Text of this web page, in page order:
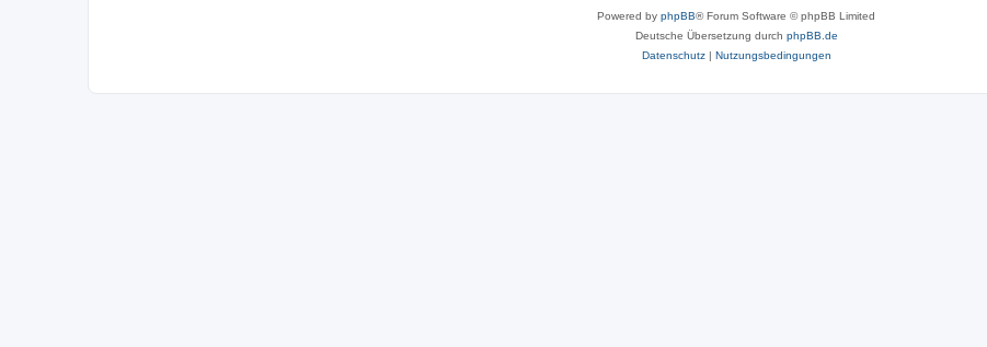
Powered by phpBB® Forum Software © phpBB Limited
Deutsche Übersetzung durch phpBB.de
Datenschutz| Nutzungsbedingungen